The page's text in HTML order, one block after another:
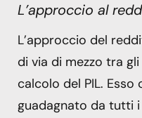
L’approccio al
L’approccio del
di via di mezzo tra
calcolo del PIL.
guadagnato da tutti